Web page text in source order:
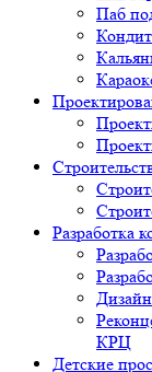
Паб
Разработка
КРЦ
Детские